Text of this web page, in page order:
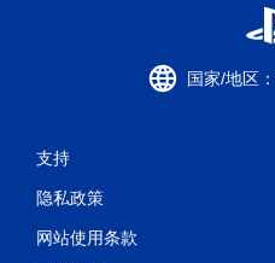
国家/地区
支持
隐私政策
网站使用条款